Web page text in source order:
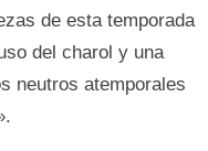
de esta temporada
del charol y una
neutros atemporales